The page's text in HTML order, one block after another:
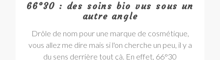
66°30 : des soins bio vus sous un
autre angle
Drôle de nom pour une marque de cosmétique,
vous allez me dire mais si l'on cherche un peu, il y a
du sens derrière tout çà. En effet, 66°30